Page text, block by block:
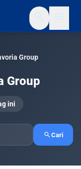
Group
Group
ini
searchCari